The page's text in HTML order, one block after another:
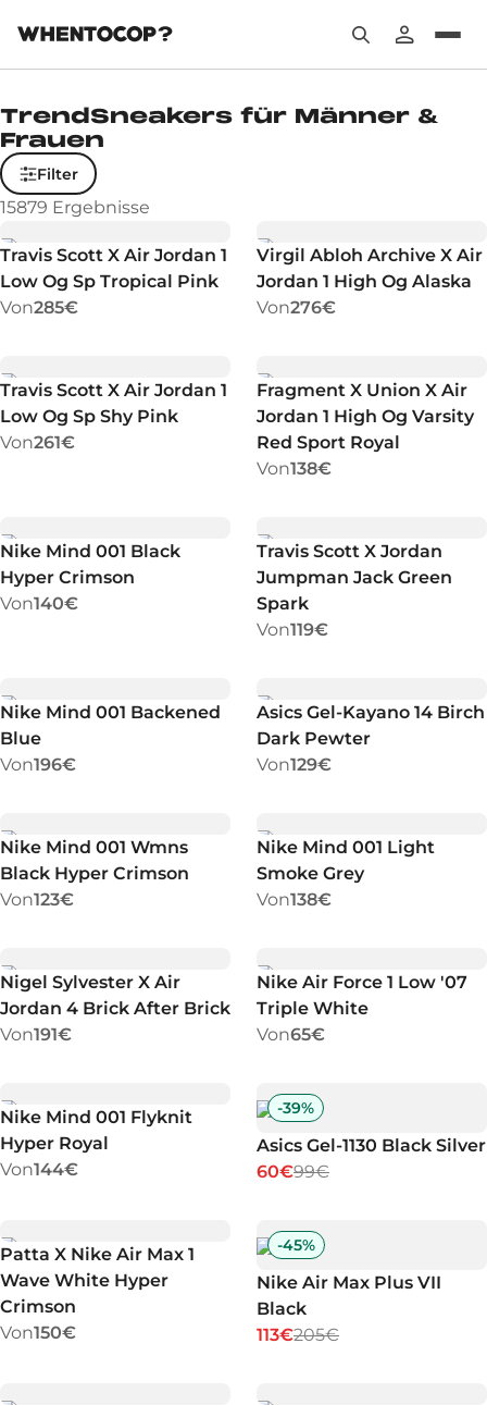
TrendSneakers für Männer &
Frauen
Filter
15879 Ergebnisse
Travis Scott X Air Jordan 1
Low Og Sp Tropical Pink
Von285€
Virgil Abloh Archive X Air
Jordan 1 High Og Alaska
Von276€
Travis Scott X Air Jordan 1
Low Og Sp Shy Pink
Von261€
Fragment X Union X Air
Jordan 1 High Og Varsity
Red Sport Royal
Von138€
Nike Mind 001 Black
Hyper Crimson
Von140€
Travis Scott X Jordan
Jumpman Jack Green
Spark
Von119€
Nike Mind 001 Backened
Blue
Von196€
Asics Gel-Kayano 14 Birch
Dark Pewter
Von129€
Nike Mind 001 Wmns
Black Hyper Crimson
Von123€
Nike Mind 001 Light
Smoke Grey
Von138€
Nigel Sylvester X Air
Jordan 4 Brick After Brick
Von191€
Nike Air Force 1 Low '07
Triple White
Von65€
Nike Mind 001 Flyknit
Hyper Royal
Von144€
-39%
Asics Gel-1130 Black Silver
60€99€
Patta X Nike Air Max 1
Wave White Hyper
Crimson
Von150€
-45%
Nike Air Max Plus VII
Black
113€205€